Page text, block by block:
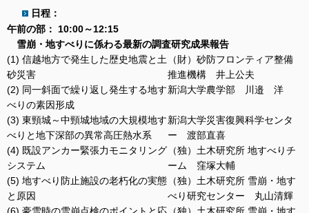
日程：
午前の部： 10:00～12:15
雪崩・地すべりに係わる最新の調査研究成果報告
(1) 信越地方で発生した歴史地震と土
砂災害
（財）砂防フロンティア整備
推進機構 井上公夫
(2) 同一斜面で繰り返し発生する地す
べりの素因形成
新潟大学農学部 川邉 洋
(3) 東頸城～中頸城地域の大規模地す
べりと地下深部の異常高圧熱水系
新潟大学災害復興科学センタ
ー 渡部直喜
(4) 既設アンカー緊張力モニタリング
システム
（独）土木研究所 地すべりチ
ーム 窪塚大輔
(5) 地すべり防止施設の老朽化の実態
と原因
（独）土木研究所 雪崩・地す
べり研究センター 丸山清輝
(6) 豪雪時の雪崩点検のポイントと応 （独）土木研究所 雪崩・地す